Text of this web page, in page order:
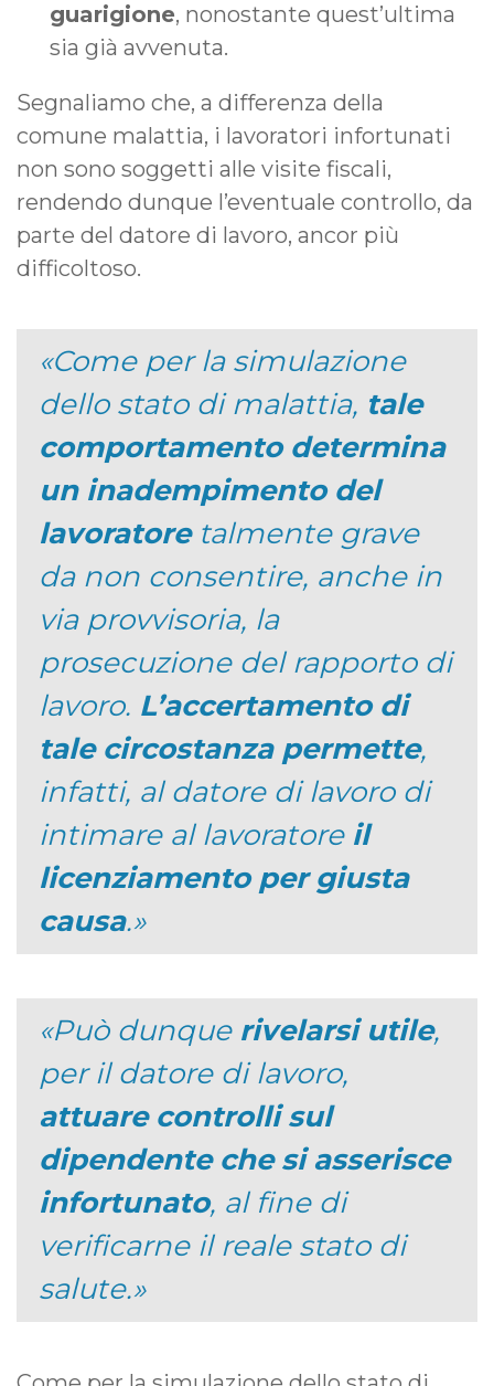
guarigione, nonostante quest’ultima
sia già avvenuta.
Segnaliamo che, a differenza della
comune malattia, i lavoratori infortunati
non sono soggetti alle visite fiscali,
rendendo dunque l’eventuale controllo, da
parte del datore di lavoro, ancor più
difficoltoso.
Come per la simulazione
dello stato di malattia, tale
comportamento determina
un inadempimento del
lavoratore talmente grave
da non consentire, anche in
via provvisoria, la
prosecuzione del rapporto di
lavoro. L’accertamento di
tale circostanza permette,
infatti, al datore di lavoro di
intimare al lavoratore il
licenziamento per giusta
causa.
Può dunquerivelarsi utile,
per il datore di lavoro,
attuare controlli sul
dipendente che si asserisce
infortunato, al fine di
verificarne il reale stato di
salute.